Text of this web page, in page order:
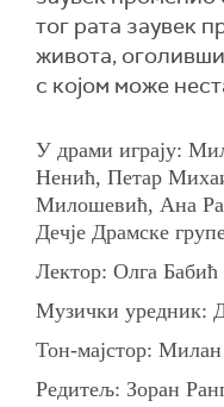
тог рата заувек
живота,
с којом може
У драми играју:
Ненић, Петар
Милошевић, Ана
Дечје Драмске
Лектор: Олга Бабић
Музички уредник:
Тон-мајстор:
Редитељ: Зоран